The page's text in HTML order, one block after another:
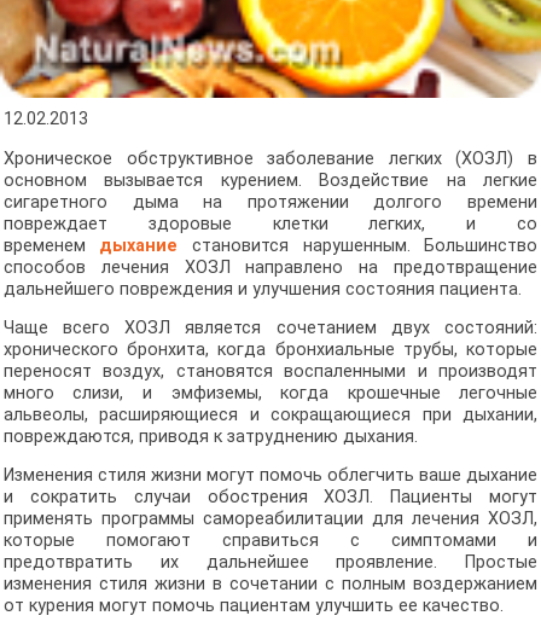
12.02.2013
Хроническое обструктивное заболевание легких (ХОЗЛ) в
основном вызывается курением. Воздействие на легкие
сигаретного дыма на протяжении долгого времени
повреждает здоровые клетки легких, и со
временем дыхание становится нарушенным. Большинство
способов лечения ХОЗЛ направлено на предотвращение
дальнейшего повреждения и улучшения состояния пациента.
Чаще всего ХОЗЛ является сочетанием двух состояний:
хронического бронхита, когда бронхиальные трубы, которые
переносят воздух, становятся воспаленными и производят
много слизи, и эмфиземы, когда крошечные легочные
альвеолы, расширяющиеся и сокращающиеся при дыхании,
повреждаются, приводя к затруднению дыхания.
Изменения стиля жизни могут помочь облегчить ваше дыхание
и сократить случаи обострения ХОЗЛ. Пациенты могут
применять программы самореабилитации для лечения ХОЗЛ,
которые помогают справиться с симптомами и
предотвратить их дальнейшее проявление. Простые
изменения стиля жизни в сочетании с полным воздержанием
от курения могут помочь пациентам улучшить ее качество.